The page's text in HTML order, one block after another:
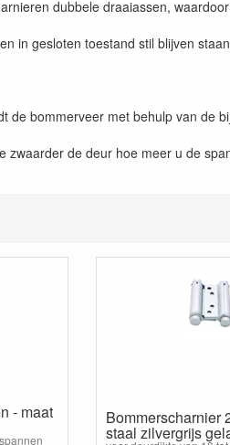
dubbele draaiassen,
in gesloten toestand stil blijven
bommerveer met behulp van de
de deur hoe meer u de
- maat Bommerscharnier
staal zilvergrijs